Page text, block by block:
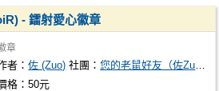
- 鐳射愛心徽章
章
者：佐 (Zuo) 社團：您的老鼠好友（佐Zuo）
格：50元